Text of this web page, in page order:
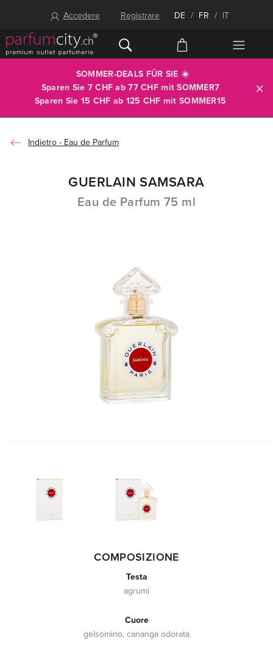
Accedere Registrare DE / FR / IT
SOMMER-DEALS FÜR SIE ☀️
Sparen Sie 7 CHF ab 77 CHF mitSOMMER7
Sparen Sie 15 CHF ab 125 CHF mit SOMMER15
Eau de Parfum
GUERLAIN SAMSARA
Eau de Parfum 75 ml
COMPOSIZIONE
Testa
agrumi
Cuore
gelsomino, cananga odorata